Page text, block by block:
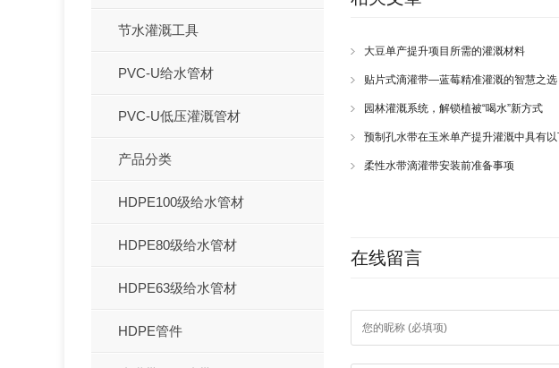
大豆单产提升项目所需的灌溉材料
贴片式滴灌带—蓝莓精准灌溉的智慧之
园林灌溉系统，解锁植被“喝水”新方式
预制孔水带在玉米单产提升灌溉中具有以
柔性水带滴灌带安装前准备事项
在线留言
节水灌溉工具
PVC-U给水管材
PVC-U低压灌溉管材
产品分类
HDPE100级给水管材
HDPE80级给水管材
HDPE63级给水管材
HDPE管件